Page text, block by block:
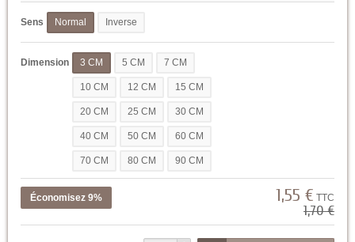
Sens Normal Inverse
Dimension 3 CM 5 CM 7 CM
10 CM 12 CM 15 CM
20 CM 25 CM 30 CM
40 CM 50 CM 60 CM
70 CM 80 CM 90 CM
Économisez 9% 1,55 € TTC
1,70 €